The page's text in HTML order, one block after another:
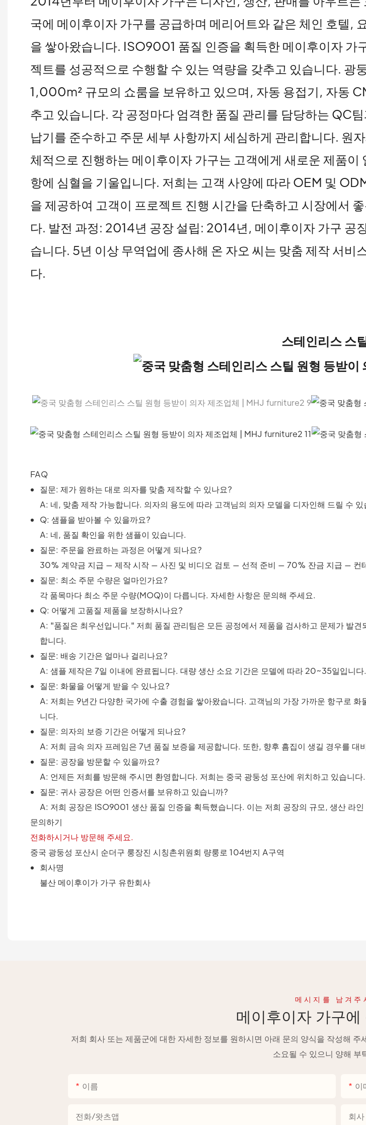
국에 메이후이자 가구를 공급하며 메리어트와 같은 체인 호텔,
을 쌓아왔습니다. ISO9001 품질 인증을 획득한 메이후이자 가
젝트를 성공적으로 수행할 수 있는 역량을 갖추고 있습니다.
1,000m² 규모의 쇼룸을 보유하고 있으며, 자동 용접기, 자동
추고 있습니다. 각 공정마다 엄격한 품질 관리를 담당하는 QC
납기를 준수하고 주문 세부 사항까지 세심하게 관리합니다. 원
체적으로 진행하는 메이후이자 가구는 고객에게 새로운 제품
항에 심혈을 기울입니다. 저희는 고객 사양에 따라 OEM 및
을 제공하여 고객이 프로젝트 진행 시간을 단축하고 시장에서
다. 발전 과정: 2014년 공장 설립: 2014년, 메이후이자 가구 공
습니다. 5년 이상 무역업에 종사해 온 자오 씨는 맞춤 제작 서비
다.
스테인리스 스
FAQ
질문: 제가 원하는 대로 의자를 맞춤 제작할 수 있나요?
A: 네, 맞춤 제작 가능합니다. 의자의 용도에 따라 고객님의 의자 모델을 디자인해 드릴 수
Q: 샘플을 받아볼 수 있을까요?
A: 네, 품질 확인을 위한 샘플이 있습니다.
질문: 주문을 완료하는 과정은 어떻게 되나요?
30% 계약금 지급 — 제작 시작 — 사진 및 비디오 검토 — 선적 준비 — 70% 잔금 지급 — 컨
질문: 최소 주문 수량은 얼마인가요?
각 품목마다 최소 주문 수량(MOQ)이 다릅니다. 자세한 사항은 문의해 주세요.
Q: 어떻게 고품질 제품을 보장하시나요?
A: "품질은 최우선입니다." 저희 품질 관리팀은 모든 공정에서 제품을 검사하고 문제가 발
합니다.
질문: 배송 기간은 얼마나 걸리나요?
A: 샘플 제작은 7일 이내에 완료됩니다. 대량 생산 소요 기간은 모델에 따라 20~35일입니다.
질문: 화물을 어떻게 받을 수 있나요?
A: 저희는 9년간 다양한 국가에 수출 경험을 쌓아왔습니다. 고객님의 가장 가까운 항구로
니다.
질문: 의자의 보증 기간은 어떻게 되나요?
A: 저희 금속 의자 프레임은 7년 품질 보증을 제공합니다. 또한, 향후 흠집이 생길 경우를 대
질문: 공장을 방문할 수 있을까요?
A: 언제든 저희를 방문해 주시면 환영합니다. 저희는 중국 광둥성 포산에 위치하고 있습니다.
질문: 귀사 공장은 어떤 인증서를 보유하고 있습니까?
A: 저희 공장은 ISO9001 생산 품질 인증을 획득했습니다. 이는 저희 공장의 규모, 생산 라
문의하기
전화하시거나 방문해 주세요.
중국 광둥성 포산시 순더구 룽장진 시칭촌위원회 량룽로 104번지 A구역
회사명
불산 메이후이가 가구 유한회사
메시지를 남겨주
메이후이자 가구에
저희 회사 또는 제품군에 대한 자세한 정보를 원하시면 아래 문의 양식을 작성해
소요될 수 있으니 양해 부
이름 이
전화/왓츠앱 회사